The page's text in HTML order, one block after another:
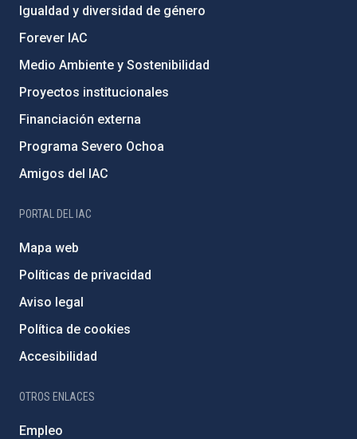
Igualdad y diversidad de género
Forever IAC
Medio Ambiente y Sostenibilidad
Proyectos institucionales
Financiación externa
Programa Severo Ochoa
Amigos del IAC
PORTAL DEL IAC
Mapa web
Políticas de privacidad
Aviso legal
Política de cookies
Accesibilidad
OTROS ENLACES
Empleo